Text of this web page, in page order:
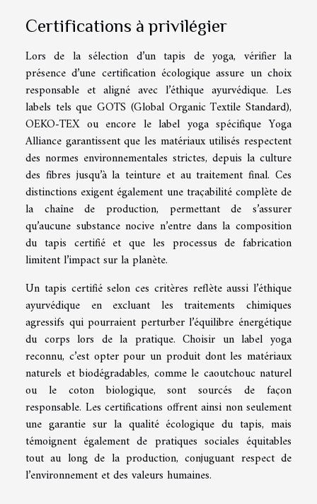
Certifications à privilégier
Lors de la sélection d’un tapis de yoga, vérifier la
présence d’une certification écologique assure un choix
responsable et aligné avec l’éthique ayurvédique. Les
labels tels que GOTS (Global Organic Textile Standard),
OEKO-TEX ou encore le label yoga spécifique Yoga
Alliance garantissent que les matériaux utilisés respectent
des normes environnementales strictes, depuis la culture
des fibres jusqu’à la teinture et au traitement final. Ces
distinctions exigent également une traçabilité complète de
la chaîne de production, permettant de s’assurer
qu’aucune substance nocive n’entre dans la composition
du tapis certifié et que les processus de fabrication
limitent l’impact sur la planète.
Un tapis certifié selon ces critères reflète aussi l’éthique
ayurvédique en excluant les traitements chimiques
agressifs qui pourraient perturber l’équilibre énergétique
du corps lors de la pratique. Choisir un label yoga
reconnu, c’est opter pour un produit dont les matériaux
naturels et biodégradables, comme le caoutchouc naturel
ou le coton biologique, sont sourcés de façon
responsable. Les certifications offrent ainsi non seulement
une garantie sur la qualité écologique du tapis, mais
témoignent également de pratiques sociales équitables
tout au long de la production, conjuguant respect de
l’environnement et des valeurs humaines.